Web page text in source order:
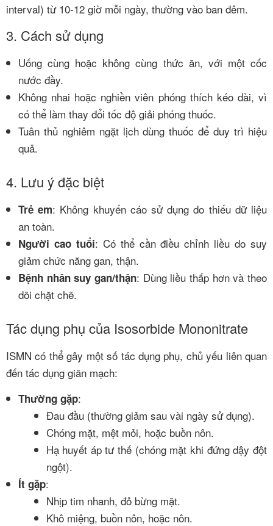
interval) từ 10-12 giờ mỗi ngày, thường vào ban đêm.
3. Cách sử dụng
Uống cùng hoặc không cùng thức ăn, với một cốc
nước đầy.
Không nhai hoặc nghiền viên phóng thích kéo dài, vì
có thể làm thay đổi tốc độ giải phóng thuốc.
Tuân thủ nghiêm ngặt lịch dùng thuốc để duy trì hiệu
quả.
4. Lưu ý đặc biệt
Trẻ em: Không khuyến cáo sử dụng do thiếu dữ liệu
an toàn.
Người cao tuổi: Có thể cần điều chỉnh liều do suy
giảm chức năng gan, thận.
Bệnh nhân suy gan/thận: Dùng liều thấp hơn và theo
dõi chặt chẽ.
Tác dụng phụ của Isosorbide Mononitrate
ISMN có thể gây một số tác dụng phụ, chủ yếu liên quan
đến tác dụng giãn mạch:
Thường gặp:
Đau đầu (thường giảm sau vài ngày sử dụng).
Chóng mặt, mệt mỏi, hoặc buồn nôn.
Hạ huyết áp tư thế (chóng mặt khi đứng dậy đột
ngột).
Ít gặp:
Nhịp tim nhanh, đỏ bừng mặt.
Khô miệng, buồn nôn, hoặc nôn.